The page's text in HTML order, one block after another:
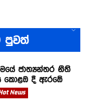
පුවත්
ජාත්‍යන්තර නීති
කොළඹ දී ඇරඹේ
News